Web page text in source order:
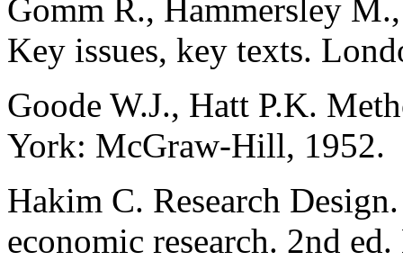
Gomm R., Hammersley
Key issues, key texts.
Goode W.J., Hatt P.K.
York: McGraw-Hill, 1952.
Hakim C. Research
economic research. 2nd